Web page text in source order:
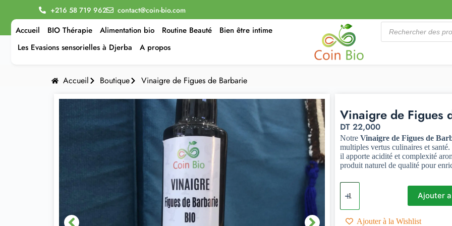
+216 58 719 962 contact@coin-bio.com
Accueil BIO Thérapie Alimentation bio Routine Beauté
Bien être intime
Les Evasions sensorielles à Djerba
A propos
Accueil Boutique Vinaigre de Figues de Barbarie
Vinaigre de Figues
DT 22,000
NotreVinaigre de Figues de
multiples vertus culinaires et
il apporte acidité et complexité
produit naturel de qualité pour
Ajouter
Ajouter à la Wishlist